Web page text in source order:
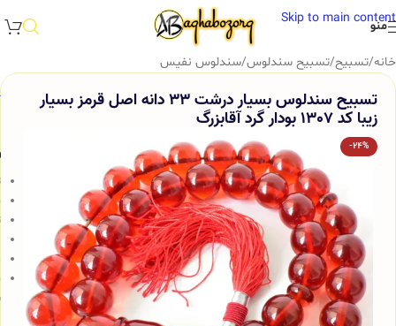
Skip to main content
منو
خانه/تسبیح/تسبیح سندلوس/سندلوس نفیس
تسبیح سندلوس بسیار درشت 33 دانه اصل قرمز بسیار
زیبا کد 1307 بودار گرد آقابزرگ
-24%